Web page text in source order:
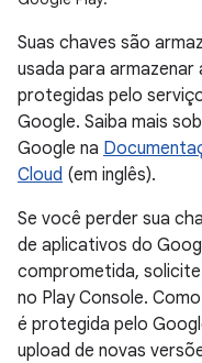
Suas chaves são
usada para
protegidas pelo
Google. Saiba mais
Google na
Cloud (em inglês).
Se você perder sua
de aplicativos do
comprometida,
no Play Console.
é protegida pelo
upload de novas